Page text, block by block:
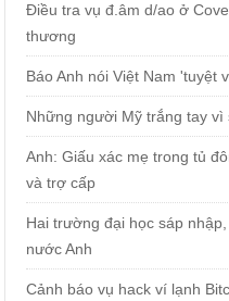
Điều tra vụ đ.âm d/ao ở
thương
Báo Anh nói Việt Nam 'tuyệt
Những người Mỹ trắng tay
Anh: Giấu xác mẹ trong tủ
và trợ cấp
Hai trường đại học sáp
nước Anh
Cảnh báo vụ hack ví lạnh